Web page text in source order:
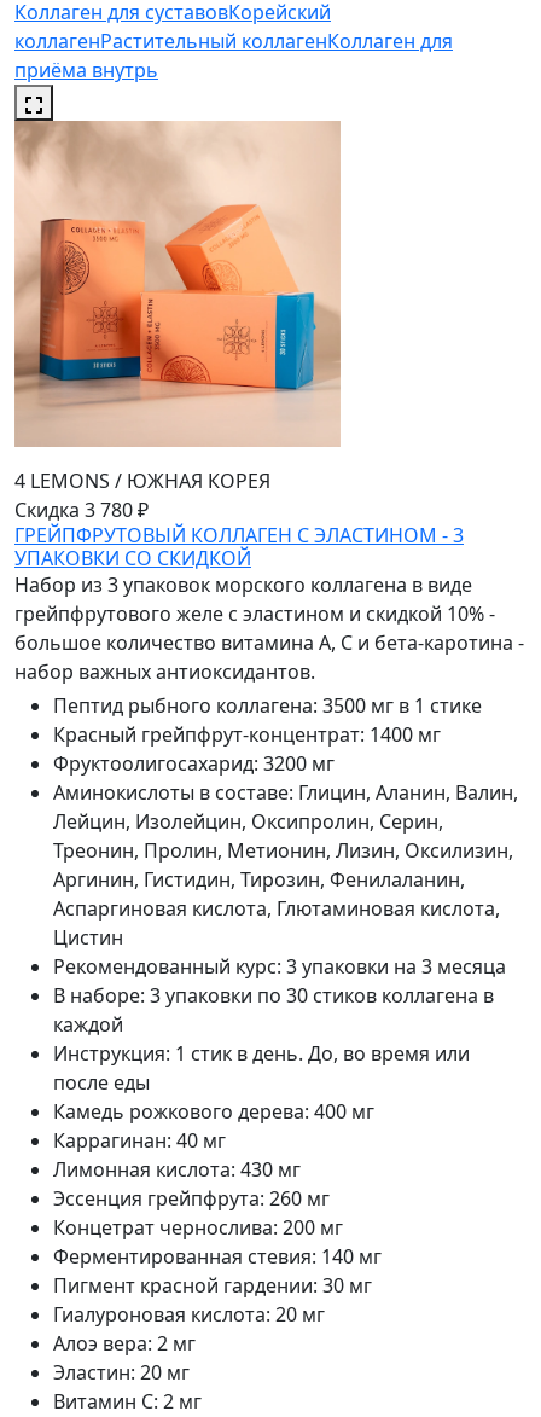
Коллаген для суставовКорейский
коллагенРастительный коллагенКоллаген для
приёма внутрь
4 LEMONS / ЮЖНАЯ КОРЕЯ
Скидка 3 780 ₽
ГРЕЙПФРУТОВЫЙ КОЛЛАГЕН С ЭЛАСТИНОМ - 3
УПАКОВКИ СО СКИДКОЙ
Набор из 3 упаковок морского коллагена в виде
грейпфрутового желе с эластином и скидкой 10% -
большое количество витамина А, C и бета-каротина -
набор важных антиоксидантов.
Пептид рыбного коллагена: 3500 мг в 1 стике
Красный грейпфрут-концентрат: 1400 мг
Фруктоолигосахарид: 3200 мг
Аминокислоты в составе: Глицин, Аланин, Валин,
Лейцин, Изолейцин, Оксипролин, Серин,
Треонин, Пролин, Метионин, Лизин, Оксилизин,
Аргинин, Гистидин, Тирозин, Фенилаланин,
Аспаргиновая кислота, Глютаминовая кислота,
Цистин
Рекомендованный курс: 3 упаковки на 3 месяца
В наборе: 3 упаковки по 30 стиков коллагена в
каждой
Инструкция: 1 стик в день. До, во время или
после еды
Камедь рожкового дерева: 400 мг
Каррагинан: 40 мг
Лимонная кислота: 430 мг
Эссенция грейпфрута: 260 мг
Концетрат чернослива: 200 мг
Ферментированная стевия: 140 мг
Пигмент красной гардении: 30 мг
Гиалуроновая кислота: 20 мг
Алоэ вера: 2 мг
Эластин: 20 мг
Витамин C: 2 мг